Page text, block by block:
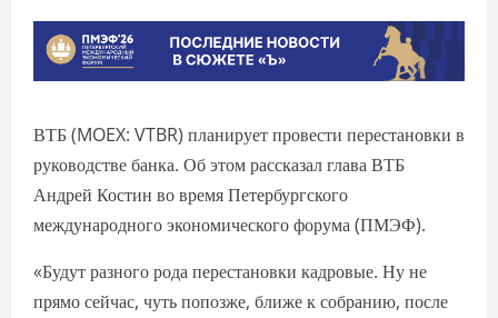
ВТБ (MOEX: VTBR) планирует провести перестановки в
руководстве банка. Об этом рассказал глава ВТБ
Андрей Костин во время Петербургского
международного экономического форума (ПМЭФ).
«Будут разного рода перестановки кадровые. Ну не
прямо сейчас, чуть попозже, ближе к собранию, после